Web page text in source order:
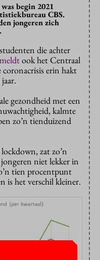
begin 2021
CBS.
jongeren zich
die achter
meldtook het Centraal
coronacrisis erin hakt
gezondheid met een
kalmte
zo’n tienduizend
zat zo’n
niet lekker in
tien procentpunt
is het verschil kleiner.